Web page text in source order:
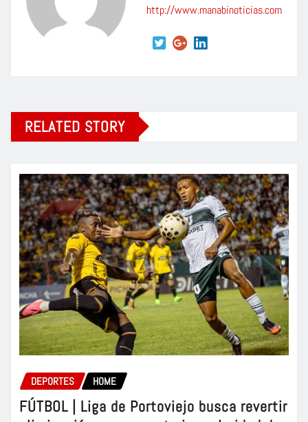
http://www.manabinoticias.com
RELATED STORY
DEPORTES HOME
FÚTBOL | Liga de Portoviejo busca revertir